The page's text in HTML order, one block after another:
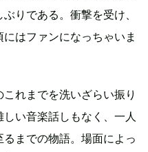
りである。衝撃を受け、
はファンになっちゃいま
れまでを洗いざらい振り
い音楽話しもなく、一人
までの物語。場面によっ